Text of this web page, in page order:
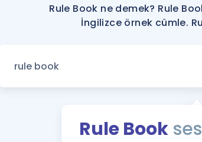
Rule Book ne demek? Rule
İngilizce örnek cümle.
Rule Book